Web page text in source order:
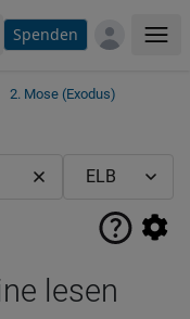
Spenden
2. Mose (Exodus)
lesen